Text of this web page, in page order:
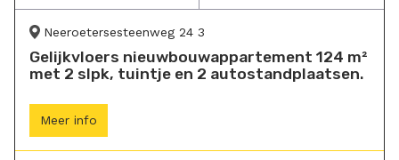
Neeroetersesteenweg 24 3
Gelijkvloers nieuwbouwappartement 124 m²
met 2 slpk, tuintje en 2 autostandplaatsen.
Meer info